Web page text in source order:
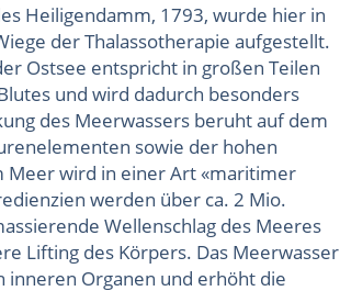
Heiligendamm, 1793, wurde hier in
der Thalassotherapie aufgestellt.
Ostsee entspricht in großen Teilen
und wird dadurch besonders
des Meerwassers beruht auf dem
sowie der hohen
Meer wird in einer Art «maritimer
werden über ca. 2 Mio.
Wellenschlag des Meeres
Lifting des Körpers. Das Meerwasser
inneren Organen und erhöht die